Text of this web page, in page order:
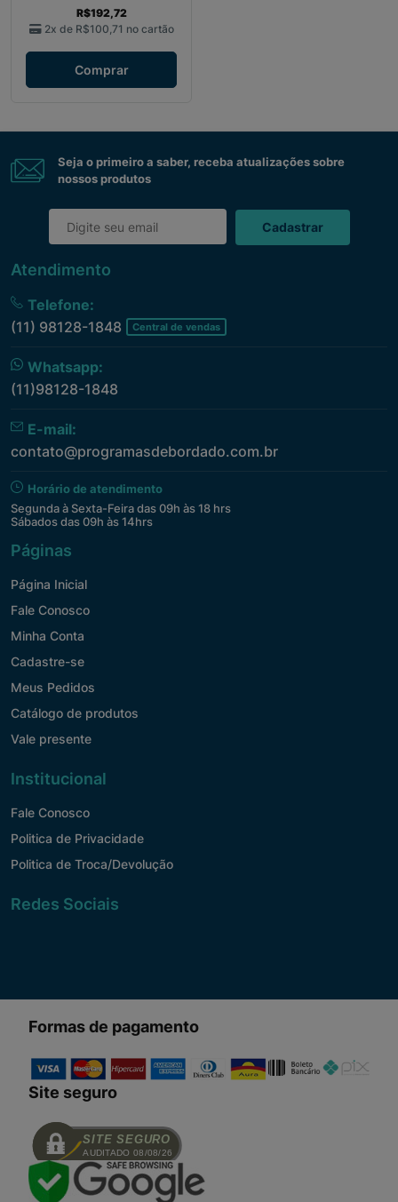
R$192,72
2x de R$100,71 no cartão
Comprar
Seja o primeiro a saber, receba atualizações sobre
nossos produtos
Cadastrar
Atendimento
Telefone:
(11) 98128-1848
Central de vendas
Whatsapp:
(11)98128-1848
E-mail:
contato@programasdebordado.com.br
Horário de atendimento
Segunda à Sexta-Feira das 09h às 18 hrs
Sábados das 09h às 14hrs
Páginas
Página Inicial
Fale Conosco
Minha Conta
Cadastre-se
Meus Pedidos
Catálogo de produtos
Vale presente
Institucional
Fale Conosco
Politica de Privacidade
Politica de Troca/Devolução
Redes Sociais
Formas de pagamento
Site seguro
SITE SEGURO
AUDITADO 08/08/26